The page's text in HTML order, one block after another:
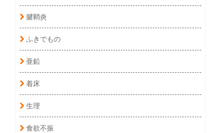
腱鞘炎
ふきでもの
亜鉛
着床
生理
食欲不振